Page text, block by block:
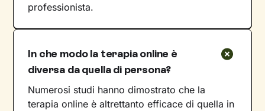
professionista.
In che modo la terapia online è
diversa da quella di persona?
Numerosi studi hanno dimostrato che la
terapia online è altrettanto efficace di quella in